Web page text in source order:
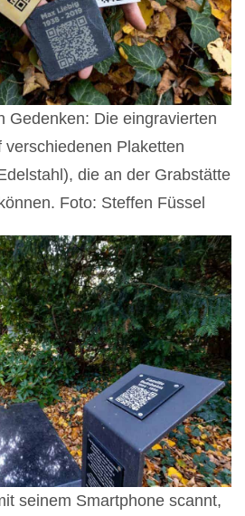
Gedenken: Die eingravierten
Plaketten
die an der Grabstätte
Foto: Steffen Füssel
seinem Smartphone scannt,